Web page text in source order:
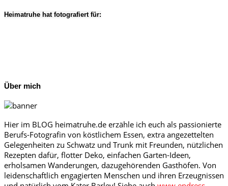
Heimatruhe hat fotografiert für:
Über mich
Hier im BLOG heimatruhe.de erzähle ich euch als passionierte
Berufs-Fotografin von köstlichem Essen, extra angezettelten
Gelegenheiten zu Schwatz und Trunk mit Freunden, nützlichen
Rezepten dafür, flotter Deko, einfachen Garten-Ideen,
erholsamen Wanderungen, dazugehörenden Gasthöfen. Von
leidenschaftlich engagierten Menschen und ihren Erzeugnissen